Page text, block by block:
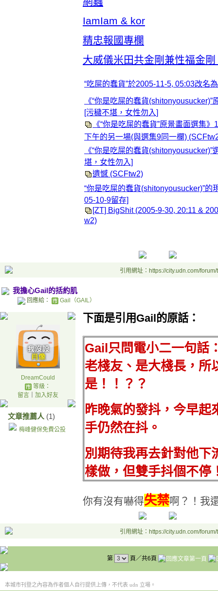
IamIam & kor
精忠報國專欄
大威儀米田共金剛兼性福金
“吃屎的蠢貨”於2005-11-5, 05:03改名
《“你是吃屎的蠢貨(shitonyousucker)”
[污穢不堪，女性勿入]
《“你是吃屎的蠢貨”原景畫面選集
下午的另一場(與選集9同一欄)
《“你是吃屎的蠢貨(shitonyousucker)”
堪，女性勿入]
遺憾 (SCFtw2)
“你是吃屎的蠢貨(shitonyousucker)”的
05-10-9留存]
[ZT] BigShit (2005-9-30, 20:11 &
w2)
引用網址：https://city.udn.com/
我擔心Gail的括約肌
回應給： Gail（GAIL）
DreamCould
等級：
留言｜ 加入好友
文章推薦人 (1)
梅峰健保免費公投
下面是引用Gail的原話：
Gail只問電小二一句話
老棧友、是大棧長，所
是！！？？
昨晚氣的發抖，今早起
手仍然在抖。
別期待我再去針對他下
樣做，但雙手抖個不停
你有沒有嚇得失禁啊？！我
引用網址：https://city.udn.com/
第 頁／共6頁
本城市刊登之內容為作者個人自行提供上傳，不代表 udn 立場。